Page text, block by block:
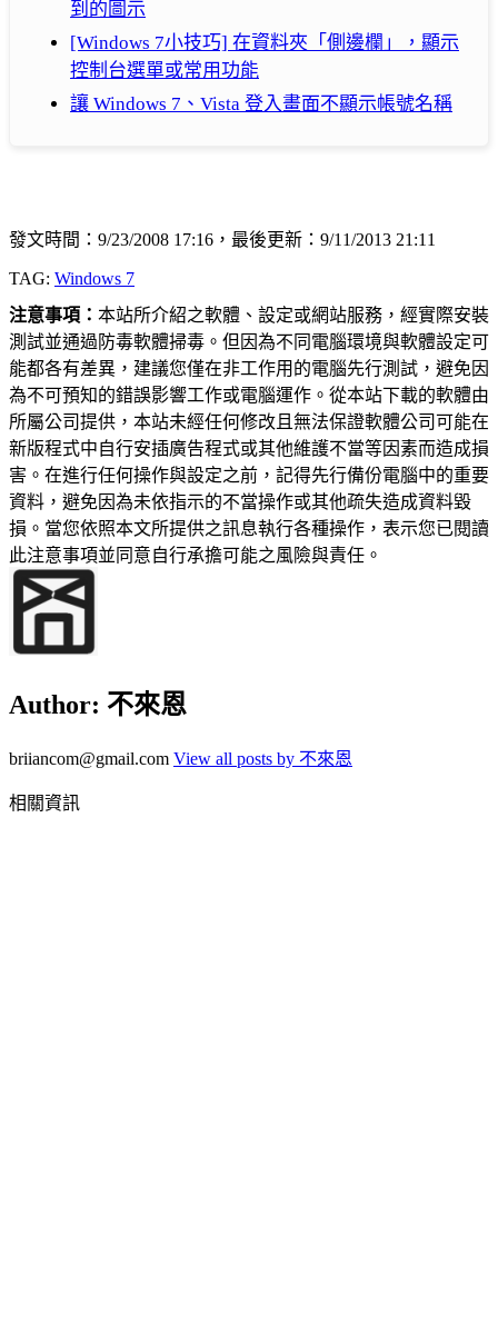
到的圖示
[Windows 7小技巧] 在資料夾「側邊欄」，顯示
控制台選單或常用功能
讓 Windows 7、Vista 登入畫面不顯示帳號名稱
發文時間：9/23/2008 17:16，最後更新：9/11/2013 21:11
TAG: Windows 7
注意事項： 本站所介紹之軟體、設定或網站服務，經實際安裝
測試並通過防毒軟體掃毒。但因為不同電腦環境與軟體設定可
能都各有差異，建議您僅在非工作用的電腦先行測試，避免因
為不可預知的錯誤影響工作或電腦運作。從本站下載的軟體由
所屬公司提供，本站未經任何修改且無法保證軟體公司可能在
新版程式中自行安插廣告程式或其他維護不當等因素而造成損
害。在進行任何操作與設定之前，記得先行備份電腦中的重要
資料，避免因為未依指示的不當操作或其他疏失造成資料毀
損。當您依照本文所提供之訊息執行各種操作，表示您已閱讀
此注意事項並同意自行承擔可能之風險與責任。
Author: 不來恩
briiancom@gmail.com View all posts by 不來恩
相關資訊